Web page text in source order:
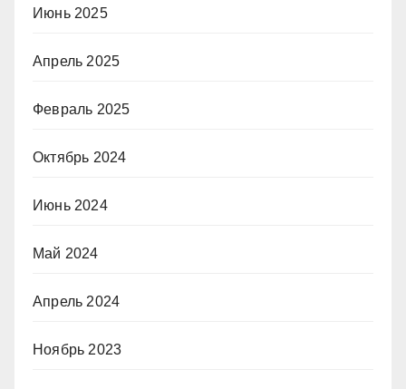
Июнь 2025
Апрель 2025
Февраль 2025
Октябрь 2024
Июнь 2024
Май 2024
Апрель 2024
Ноябрь 2023